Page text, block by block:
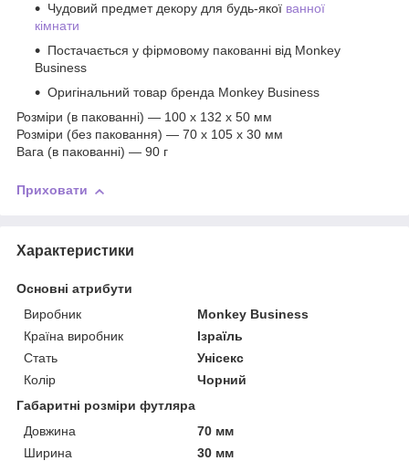
Чудовий предмет декору для будь-якої ванної
кімнати
Постачається у фірмовому пакованні від Monkey
Business
Оригінальний товар бренда Monkey Business
Розміри (в пакованні) — 100 x 132 x 50 мм
Розміри (без паковання) — 70 x 105 x 30 мм
Вага (в пакованні) — 90 г
Приховати
Характеристики
Основні атрибути
Виробник
Monkey Business
Країна виробник
Ізраїль
Стать
Унісекс
Колір
Чорний
Габаритні розміри футляра
Довжина
70 мм
Ширина
30 мм